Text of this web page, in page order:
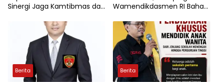
Sinergi Jaga Kamtibmas dan
Wamendikdasmen RI Bahas
Pendidikan di Sukabumi
Berita Berita